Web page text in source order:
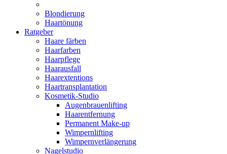
Blondierung
Haartönung
Ratgeber
Haare färben
Haarfarben
Haarpflege
Haarausfall
Haarextentions
Haartransplantation
Kosmetik-Studio
Augenbrauenlifting
Haarentfernung
Permanent Make-up
Wimpernlifting
Wimpernverlängerung
Nagelstudio